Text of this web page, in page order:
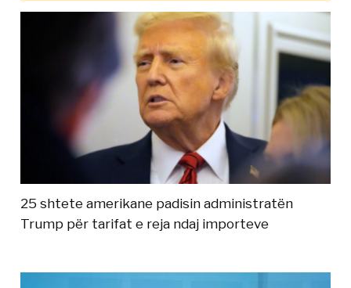
25 shtete amerikane padisin administratën
Trump për tarifat e reja ndaj importeve